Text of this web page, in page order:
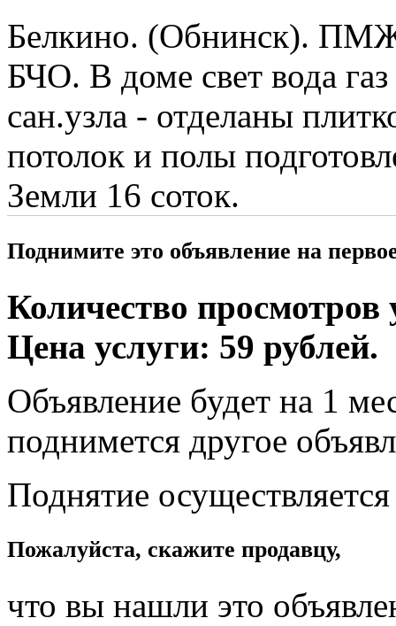
Белкино. (Обнинск).
БЧО. В доме свет вода
сан.узла - отделаны
потолок и полы
Земли 16 соток.
Поднимите это объявление на
Количество просмотров
Цена услуги: 59 рублей.
Объявление будет на 1
поднимется другое
Поднятие
Пожалуйста, скажите продавцу,
что вы нашли это